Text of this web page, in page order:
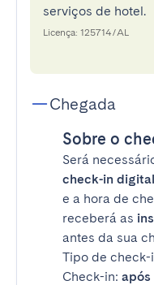
serviços de hotel.
Licença: 125714/AL
Chegada
Sobre o
Será
check-in digital
e a hora de
receberá as
antes da sua
Tipo de check-
Check-in: após